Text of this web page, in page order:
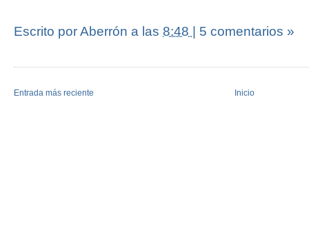
Escrito por Aberrón a las 8:48 | 5 comentarios »
Entrada más reciente Inicio